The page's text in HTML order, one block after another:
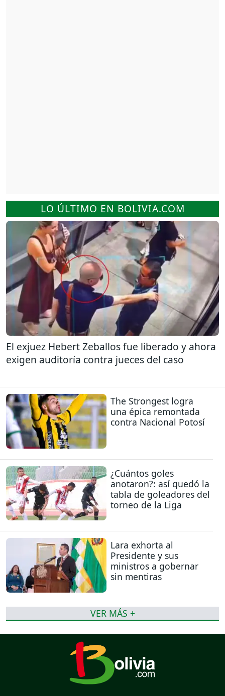
LO ÚLTIMO EN BOLIVIA.COM
El exjuez Hebert Zeballos fue liberado y ahora
exigen auditoría contra jueces del caso
The Strongest logra
una épica remontada
contra Nacional Potosí
¿Cuántos goles
anotaron?: así quedó la
tabla de goleadores del
torneo de la Liga
Lara exhorta al
Presidente y sus
ministros a gobernar
sin mentiras
VER MÁS +